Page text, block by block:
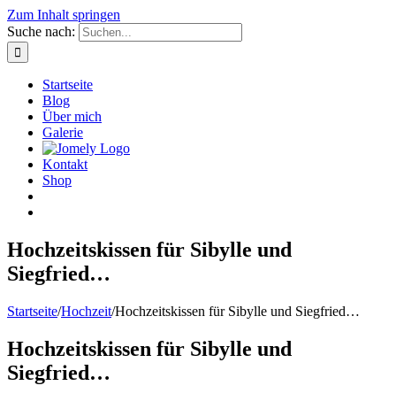
Zum Inhalt springen
Suche nach:
Startseite
Blog
Über mich
Galerie
Kontakt
Shop
Hochzeitskissen für Sibylle und
Siegfried…
Startseite/Hochzeit/Hochzeitskissen für Sibylle und Siegfried…
Hochzeitskissen für Sibylle und
Siegfried…